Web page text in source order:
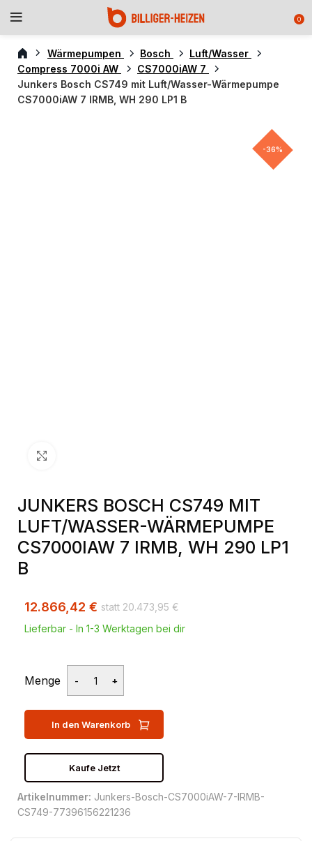
0
Wärmepumpen Bosch
Luft/Wasser
Compress 7000i AW
CS7000iAW 7
Junkers Bosch CS749 mit Luft/Wasser-Wärmepumpe
CS7000iAW 7 IRMB, WH 290 LP1 B
-36%
JUNKERS BOSCH CS749 MIT
LUFT/WASSER-WÄRMEPUMPE
CS7000IAW 7 IRMB, WH 290 LP1
B
20.473,95 €
12.866,42 €
Lieferbar - In 1-3 Werktagen bei dir
Menge
In den Warenkorb
Kaufe Jetzt
Artikelnummer: Junkers-Bosch-CS7000iAW-7-IRMB-
CS749-77396156221236